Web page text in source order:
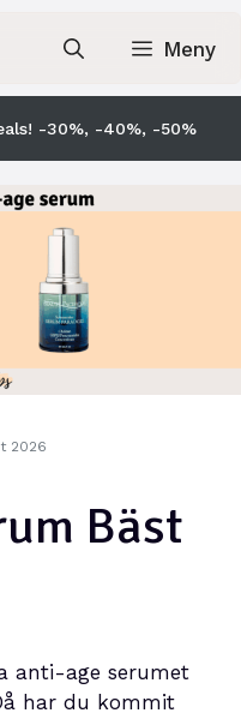
Meny
-30%, -40%, -50%
2026
Bäst
anti-age serumet
har du kommit